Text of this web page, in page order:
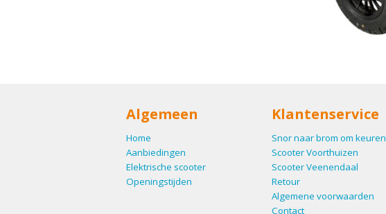
Algemeen
Home
Aanbiedingen
Elektrische scooter
Openingstijden
Klantenservice
Snor naar brom om keuren
Scooter Voorthuizen
Scooter Veenendaal
Retour
Algemene voorwaarden
Contact